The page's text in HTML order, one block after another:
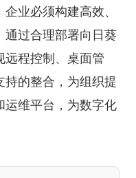
业必须构建高效、
通过合理部署向日葵
远程控制、桌面管
持的整合，为组织提
运维平台，为数字化